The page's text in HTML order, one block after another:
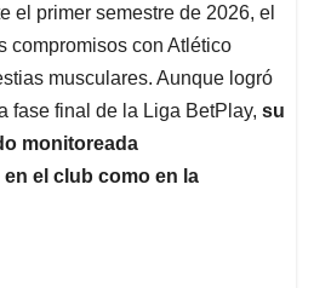
el primer semestre de 2026, el
compromisos con Atlético
musculares. Aunque logró
fase final de la Liga BetPlay, su
monitoreada
el club como en la